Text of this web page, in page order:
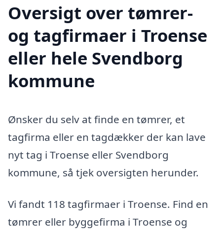
Oversigt over tømrer-
og tagfirmaer i Troense
eller hele Svendborg
kommune
Ønsker du selv at finde en tømrer, et
tagfirma eller en tagdækker der kan lave
nyt tag i Troense eller Svendborg
kommune, så tjek oversigten herunder.
Vi fandt 118 tagfirmaer i Troense. Find en
tømrer eller byggefirma i Troense og